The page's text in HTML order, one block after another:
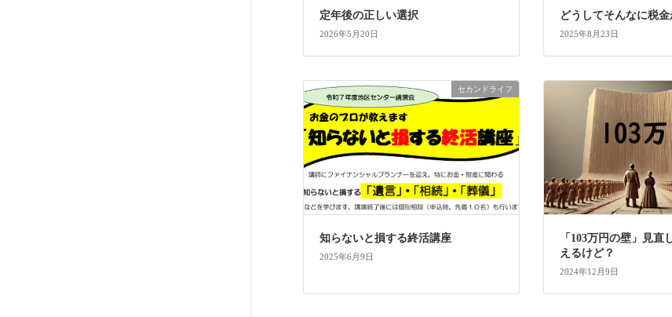
定年後の正しい選択
2026年5月20日
どうしてそんなに税金
2025年8月23日
セカンドライフ
知らないと損する終活講座
2025年6月9日
「103万円の壁」見直
えるけど？
2024年12月9日